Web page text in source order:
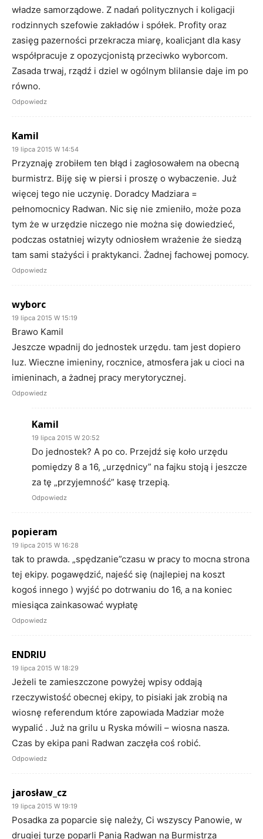
władze samorządowe. Z nadań politycznych i koligacji
rodzinnych szefowie zakładów i spółek. Profity oraz
zasięg pazerności przekracza miarę, koalicjant dla kasy
współpracuje z opozycjonistą przeciwko wyborcom.
Zasada trwaj, rządź i dziel w ogólnym blilansie daje im po
równo.
Odpowiedz
Kamil
19 lipca 2015 W 14:54
Przyznaję zrobiłem ten błąd i zagłosowałem na obecną
burmistrz. Biję się w piersi i proszę o wybaczenie. Już
więcej tego nie uczynię. Doradcy Madziara =
pełnomocnicy Radwan. Nic się nie zmieniło, może poza
tym że w urzędzie niczego nie można się dowiedzieć,
podczas ostatniej wizyty odniosłem wrażenie że siedzą
tam sami stażyści i praktykanci. Żadnej fachowej pomocy.
Odpowiedz
wyborc
19 lipca 2015 W 15:19
Brawo Kamil
Jeszcze wpadnij do jednostek urzędu. tam jest dopiero
luz. Wieczne imieniny, rocznice, atmosfera jak u cioci na
imieninach, a żadnej pracy merytorycznej.
Odpowiedz
Kamil
19 lipca 2015 W 20:52
Do jednostek? A po co. Przejdź się koło urzędu
pomiędzy 8 a 16, „urzędnicy” na fajku stoją i jeszcze
za tę „przyjemność” kasę trzepią.
Odpowiedz
popieram
19 lipca 2015 W 16:28
tak to prawda. „spędzanie”czasu w pracy to mocna strona
tej ekipy. pogawędzić, najeść się (najlepiej na koszt
kogoś innego ) wyjść po dotrwaniu do 16, a na koniec
miesiąca zainkasować wypłatę
Odpowiedz
ENDRIU
19 lipca 2015 W 18:29
Jeżeli te zamieszczone powyżej wpisy oddają
rzeczywistość obecnej ekipy, to pisiaki jak zrobią na
wiosnę referendum które zapowiada Madziar może
wypalić . Już na grilu u Ryska mówili – wiosna nasza.
Czas by ekipa pani Radwan zaczęła coś robić.
Odpowiedz
jarosław_cz
19 lipca 2015 W 19:19
Posadka za poparcie się należy, Ci wszyscy Panowie, w
drugiej turze poparli Panią Radwan na Burmistrza